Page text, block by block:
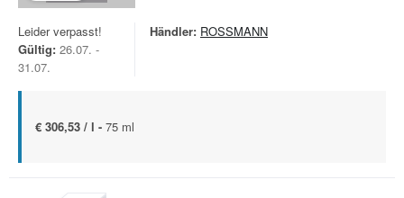
Leider verpasst!
Gültig: 26.07. -
31.07.
Händler: ROSSMANN
€ 306,53 / l - 75 ml